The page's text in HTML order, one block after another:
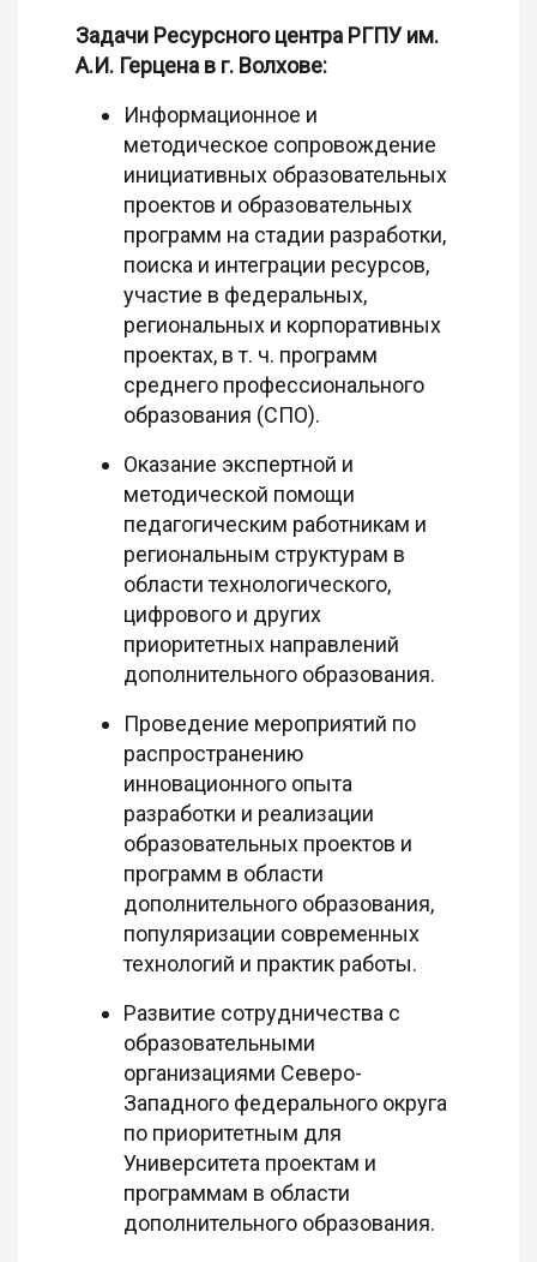
Задачи Ресурсного центра РГПУ им.
А.И. Герцена в г. Волхове:
Информационное и
методическое сопровождение
инициативных образовательных
проектов и образовательных
программ на стадии разработки,
поиска и интеграции ресурсов,
участие в федеральных,
региональных и корпоративных
проектах, в т. ч. программ
среднего профессионального
образования (СПО).
Оказание экспертной и
методической помощи
педагогическим работникам и
региональным структурам в
области технологического,
цифрового и других
приоритетных направлений
дополнительного образования.
Проведение мероприятий по
распространению
инновационного опыта
разработки и реализации
образовательных проектов и
программ в области
дополнительного образования,
популяризации современных
технологий и практик работы.
Развитие сотрудничества с
образовательными
организациями Северо-
Западного федерального округа
по приоритетным для
Университета проектам и
программам в области
дополнительного образования.